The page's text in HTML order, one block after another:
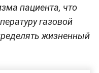
пациента, что
газовой
жизненный